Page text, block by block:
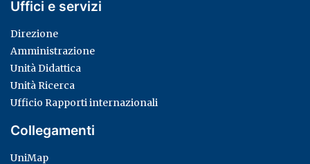
Uffici e servizi
Direzione
Amministrazione
Unità Didattica
Unità Ricerca
Ufficio Rapporti internazionali
Collegamenti
UniMap